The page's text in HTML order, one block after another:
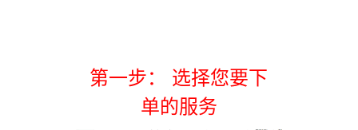
第一步： 选择您要下
单的服务